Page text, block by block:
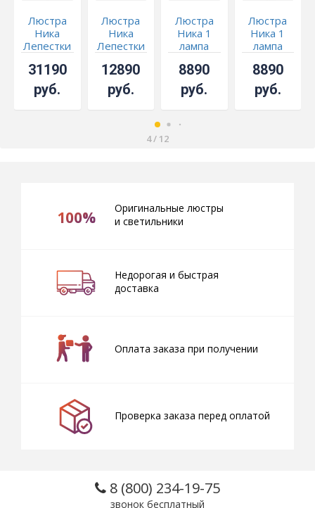
Люстра
Ника
Лепестки
31190
руб.
Люстра
Ника
Лепестки
лампы
12890
руб.
Люстра
Ника 1
лампа
8890
руб.
Люстра
Ника 1
лампа
8890
руб.
4/ 12
100%
Оригинальные люстры
и светильники
Недорогая и быстрая
доставка
Оплата заказа при получении
Проверка заказа перед оплатой
8 (800) 234-19-75
звонок бесплатный